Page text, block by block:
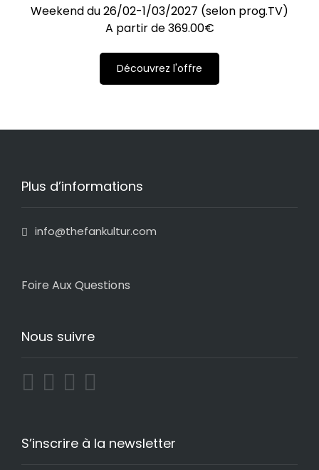
Weekend du 26/02-1/03/2027 (selon prog.TV)
A partir de369.00€
Découvrez l'offre
Plus d’informations
info@thefankultur.com
Foire Aux Questions
Nous suivre
S’inscrire à la newsletter